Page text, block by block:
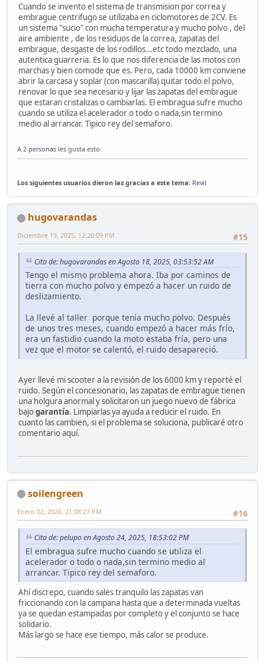
Cuando se invento el sistema de transmision por correa y
embrague centrifugo se utilizaba en ciclomotores de 2CV. Es
un sistema "sucio" con mucha temperatura y mucho polvo , del
aire ambiente , de los residuos de la correa, zapatas del
embrague, desgaste de los rodillos...etc todo mezclado, una
autentica guarreria. Es lo que nos diferencia de las motos con
marchas y bien comode que es. Pero, cada 10000 km conviene
abrir la carcasa y soplar (con mascarilla) quitar todo el polvo,
renovar lo que sea necesario y lijar las zapatas del embrague
que estaran cristalizas o cambiarlas. El embragua sufre mucho
cuando se utiliza el acelerador o todo o nada,sin termino
medio al arrancar. Tipico rey del semaforo.
A 2 personas les gusta esto.
Los siguientes usuarios dieron las gracias a este tema: Revil
hugovarandas
#15
Diciembre 19, 2025, 12:20:09 PM
Cita de: hugovarandas en Agosto 18, 2025, 03:53:52 AM
Tengo el mismo problema ahora. Iba por caminos de
tierra con mucho polvo y empezó a hacer un ruido de
deslizamiento.
La llevé al taller porque tenía mucho polvo. Después
de unos tres meses, cuando empezó a hacer más frío,
era un fastidio cuando la moto estaba fría, pero una
vez que el motor se calentó, el ruido desapareció.
Ayer llevé mi scooter a la revisión de los 6000 km y reporté el
ruido. Según el concesionario, las zapatas de embrague tienen
una holgura anormal y solicitaron un juego nuevo de fábrica
bajogarantía. Limpiarlas ya ayuda a reducir el ruido. En
cuanto las cambien, si el problema se soluciona, publicaré otro
comentario aquí.
soilengreen
#16
Enero 02, 2026, 21:08:27 PM
Cita de: pelupo en Agosto 24, 2025, 18:53:02 PM
El embragua sufre mucho cuando se utiliza el
acelerador o todo o nada,sin termino medio al
arrancar. Tipico rey del semaforo.
Ahí discrepo, cuando sales tranquilo las zapatas van
friccionando con la campana hasta que a determinada vueltas
ya se quedan estampadas por completo y el conjunto se hace
solidario.
Más largo se hace ese tiempo, más calor se produce.